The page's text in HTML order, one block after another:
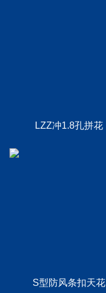
LZZ冲1.8孔拼花
S型防风条扣天花